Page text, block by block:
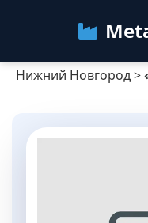
Нижний Новгород>